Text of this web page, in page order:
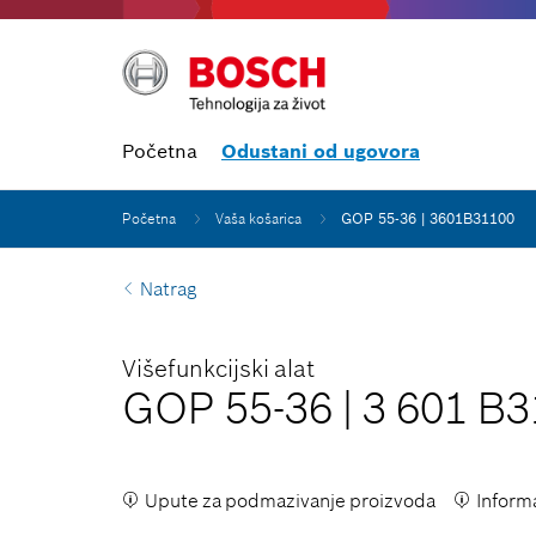
Početna Odustani od ugovora
Početna Vaša košarica GOP 55-36 | 3601B31100
Natrag
Višefunkcijski alat
GOP 55-36 | 3 601
Upute za podmazivanje proizvoda